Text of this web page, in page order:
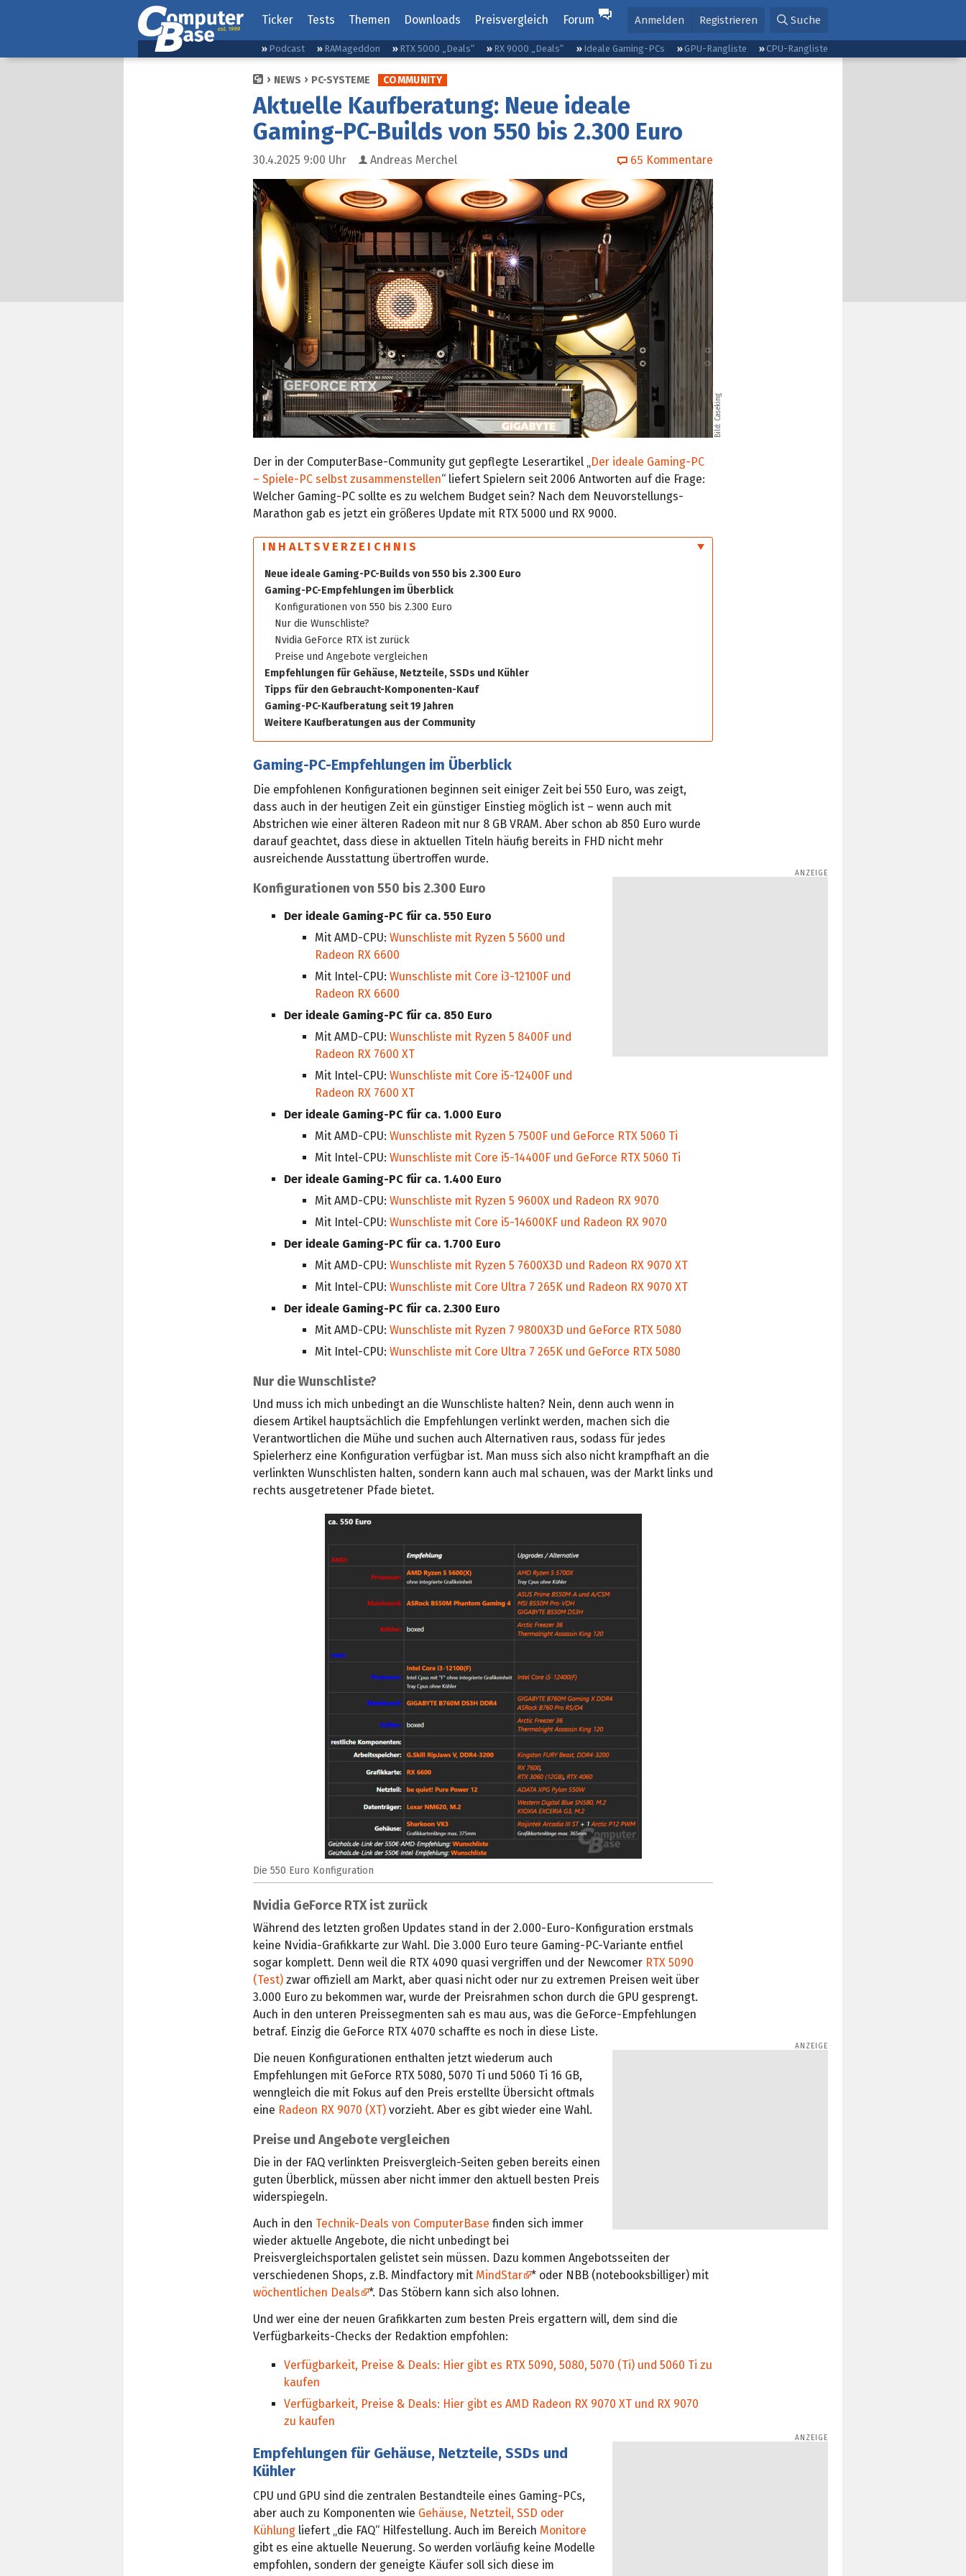
Ticker Tests Themen Downloads Preisvergleich Forum Anmelden Registrieren Suche
Podcast RAMageddon RTX 5000 „Deals“ RX 9000 „Deals“ Ideale Gaming-PCs GPU-Rangliste CPU-Rangliste
NEWS PC-SYSTEME COMMUNITY
Aktuelle Kaufberatung: Neue ideale
Gaming-PC-Builds von 550 bis 2.300 Euro
30.4.2025 9:00 Uhr Andreas Merchel 65 Kommentare
Bild: Caseking
Der in der ComputerBase-Community gut gepflegte Leserartikel „Der ideale Gaming-PC
– Spiele-PC selbst zusammenstellen“ liefert Spielern seit 2006 Antworten auf die Frage:
Welcher Gaming-PC sollte es zu welchem Budget sein? Nach dem Neuvorstellungs-
Marathon gab es jetzt ein größeres Update mit RTX 5000 und RX 9000.
INHALTSVERZEICHNIS
Neue ideale Gaming-PC-Builds von 550 bis 2.300 Euro
Gaming-PC-Empfehlungen im Überblick
Konfigurationen von 550 bis 2.300 Euro
Nur die Wunschliste?
Nvidia GeForce RTX ist zurück
Preise und Angebote vergleichen
Empfehlungen für Gehäuse, Netzteile, SSDs und Kühler
Tipps für den Gebraucht-Komponenten-Kauf
Gaming-PC-Kaufberatung seit 19 Jahren
Weitere Kaufberatungen aus der Community
Gaming-PC-Empfehlungen im Überblick
Die empfohlenen Konfigurationen beginnen seit einiger Zeit bei 550 Euro, was zeigt,
dass auch in der heutigen Zeit ein günstiger Einstieg möglich ist – wenn auch mit
Abstrichen wie einer älteren Radeon mit nur 8 GB VRAM. Aber schon ab 850 Euro wurde
darauf geachtet, dass diese in aktuellen Titeln häufig bereits in FHD nicht mehr
ausreichende Ausstattung übertroffen wurde.
Konfigurationen von 550 bis 2.300 Euro
Der ideale Gaming-PC für ca. 550 Euro
Mit AMD-CPU:Wunschliste mit Ryzen 5 5600 und
Radeon RX 6600
Mit Intel-CPU:Wunschliste mit Core i3-12100F und
Radeon RX 6600
Der ideale Gaming-PC für ca. 850 Euro
Mit AMD-CPU:Wunschliste mit Ryzen 5 8400F und
Radeon RX 7600 XT
Mit Intel-CPU:Wunschliste mit Core i5-12400F und
Radeon RX 7600 XT
Der ideale Gaming-PC für ca. 1.000 Euro
Mit AMD-CPU:Wunschliste mit Ryzen 5 7500F und GeForce RTX 5060 Ti
Mit Intel-CPU:Wunschliste mit Core i5-14400F und GeForce RTX 5060 Ti
Der ideale Gaming-PC für ca. 1.400 Euro
Mit AMD-CPU:Wunschliste mit Ryzen 5 9600X und Radeon RX 9070
Mit Intel-CPU:Wunschliste mit Core i5-14600KF und Radeon RX 9070
Der ideale Gaming-PC für ca. 1.700 Euro
Mit AMD-CPU:Wunschliste mit Ryzen 5 7600X3D und Radeon RX 9070 XT
Mit Intel-CPU:Wunschliste mit Core Ultra 7 265K und Radeon RX 9070 XT
Der ideale Gaming-PC für ca. 2.300 Euro
Mit AMD-CPU:Wunschliste mit Ryzen 7 9800X3D und GeForce RTX 5080
Mit Intel-CPU:Wunschliste mit Core Ultra 7 265K und GeForce RTX 5080
Nur die Wunschliste?
Und muss ich mich unbedingt an die Wunschliste halten? Nein, denn auch wenn in
diesem Artikel hauptsächlich die Empfehlungen verlinkt werden, machen sich die
Verantwortlichen die Mühe und suchen auch Alternativen raus, sodass für jedes
Spielerherz eine Konfiguration verfügbar ist. Man muss sich also nicht krampfhaft an die
verlinkten Wunschlisten halten, sondern kann auch mal schauen, was der Markt links und
rechts ausgetretener Pfade bietet.
Die 550 Euro Konfiguration
Nvidia GeForce RTX ist zurück
Während des letzten großen Updates stand in der 2.000-Euro-Konfiguration erstmals
keine Nvidia-Grafikkarte zur Wahl. Die 3.000 Euro teure Gaming-PC-Variante entfiel
sogar komplett. Denn weil die RTX 4090 quasi vergriffen und der Newcomer RTX 5090
(Test) zwar offiziell am Markt, aber quasi nicht oder nur zu extremen Preisen weit über
3.000 Euro zu bekommen war, wurde der Preisrahmen schon durch die GPU gesprengt.
Auch in den unteren Preissegmenten sah es mau aus, was die GeForce-Empfehlungen
betraf. Einzig die GeForce RTX 4070 schaffte es noch in diese Liste.
Die neuen Konfigurationen enthalten jetzt wiederum auch
Empfehlungen mit GeForce RTX 5080, 5070 Ti und 5060 Ti 16 GB,
wenngleich die mit Fokus auf den Preis erstellte Übersicht oftmals
eine Radeon RX 9070 (XT) vorzieht. Aber es gibt wieder eine Wahl.
Preise und Angebote vergleichen
Die in der FAQ verlinkten Preisvergleich-Seiten geben bereits einen
guten Überblick, müssen aber nicht immer den aktuell besten Preis
widerspiegeln.
Auch in den Technik-Deals von ComputerBase finden sich immer
wieder aktuelle Angebote, die nicht unbedingt bei
Preisvergleichsportalen gelistet sein müssen. Dazu kommen Angebotsseiten der
verschiedenen Shops, z.B. Mindfactory mit MindStar
* oder NBB (notebooksbilliger) mit
wöchentlichen Deals
*. Das Stöbern kann sich also lohnen.
Und wer eine der neuen Grafikkarten zum besten Preis ergattern will, dem sind die
Verfügbarkeits-Checks der Redaktion empfohlen:
Verfügbarkeit, Preise & Deals: Hier gibt es RTX 5090, 5080, 5070 (Ti) und 5060 Ti zu
kaufen
Verfügbarkeit, Preise & Deals: Hier gibt es AMD Radeon RX 9070 XT und RX 9070
zu kaufen
Empfehlungen für Gehäuse, Netzteile, SSDs und
Kühler
CPU und GPU sind die zentralen Bestandteile eines Gaming-PCs,
aber auch zu Komponenten wie Gehäuse, Netzteil, SSD oder
Kühlung liefert „die FAQ“ Hilfestellung. Auch im Bereich Monitore
gibt es eine aktuelle Neuerung. So werden vorläufig keine Modelle
empfohlen, sondern der geneigte Käufer soll sich diese im